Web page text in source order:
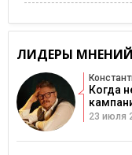
ЛИДЕРЫ МНЕНИЙ
Когда
23 июля